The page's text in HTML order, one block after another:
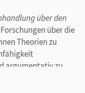
über den
über die
Theorien zu
argumentativ zu